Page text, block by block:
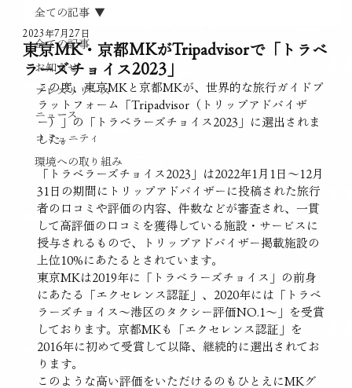
全ての記事
お知らせ
プレスリリース
ニュース
コミュニティ
環境への取り組み
全ての記事
東京MK・京都MKがTripadvisorで「トラベ
ラーズチョイス2023」
2023年7月27日
この度、東京MKと京都MKが、世界的な旅行ガイドプ
ラットフォーム「Tripadvisor（トリップアドバイザ
ー）」の「トラベラーズチョイス2023」に選出されま
した。
「トラベラーズチョイス2023」は2022年1月1日～12月
31日の期間にトリップアドバイザーに投稿された旅行
者の口コミや評価の内容、件数などが審査され、一貫
して高評価の口コミを獲得している施設・サービスに
授与されるもので、トリップアドバイザー掲載施設の
上位10%にあたるとされています。
東京MKは2019年に「トラベラーズチョイス」の前身
にあたる「エクセレンス認証」、2020年には「トラベ
ラーズチョイス～港区のタクシー評価NO.1～」を受賞
しております。京都MKも「エクセレンス認証」を
2016年に初めて受賞して以降、継続的に選出されてお
ります。
このような高い評価をいただけるのもひとえにMKグ